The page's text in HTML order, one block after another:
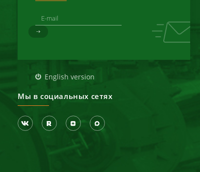
English version
Мы в социальных сетях